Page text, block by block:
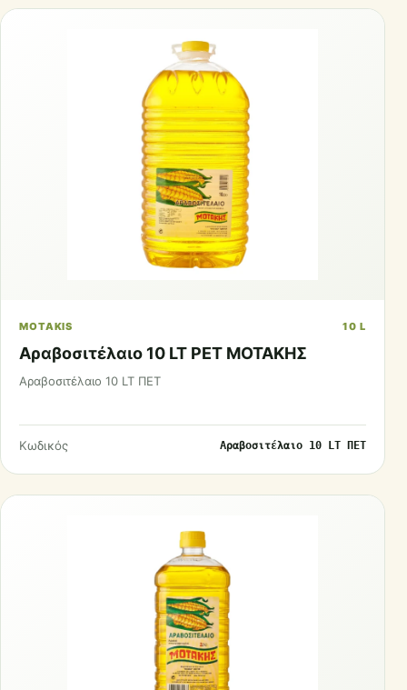
MOTAKIS 10 L
Αραβοσιτέλαιο 10 LT PET ΜΟΤΑΚΗΣ
Αραβοσιτέλαιο 10 LT ΠΕΤ
Κωδικός Αραβοσιτέλαιο 10 LT ΠΕΤ